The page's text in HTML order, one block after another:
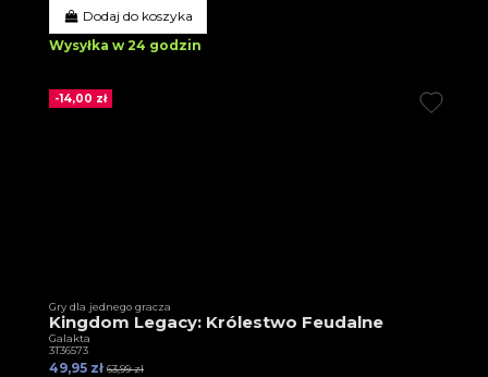
Dodaj do koszyka
Wysyłka w 24 godzin
-14,00 zł
Gry dla jednego gracza
Kingdom Legacy: Królestwo Feudalne
Galakta
3T36573
49,95 zł 63,99 zł